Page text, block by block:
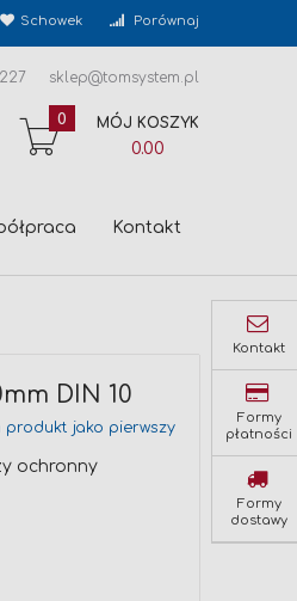
Schowek Porównaj
sklep@tomsystem.pl
MÓJ KOSZYK
0.00
0
Kontakt
DIN 10
produkt jako pierwszy
ochronny
Kontakt
Formy
płatności
Formy
dostawy